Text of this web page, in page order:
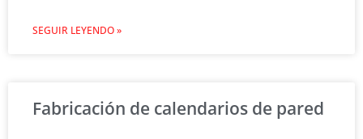
SEGUIR LEYENDO »
Fabricación de calendarios de pared